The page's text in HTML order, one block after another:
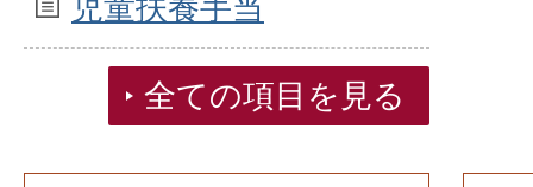
児童扶養手当
全ての項目を見る